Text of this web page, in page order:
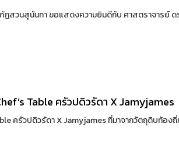
สวนสุนันทา ขอแสดงความยินดีกับ ศาสตราจารย์ ด
Table ครัวปดิวรัดา X Jamyjames
ครัวปดิวรัดา X Jamyjames ที่มาจากวัตถุดิบท้องถิ่